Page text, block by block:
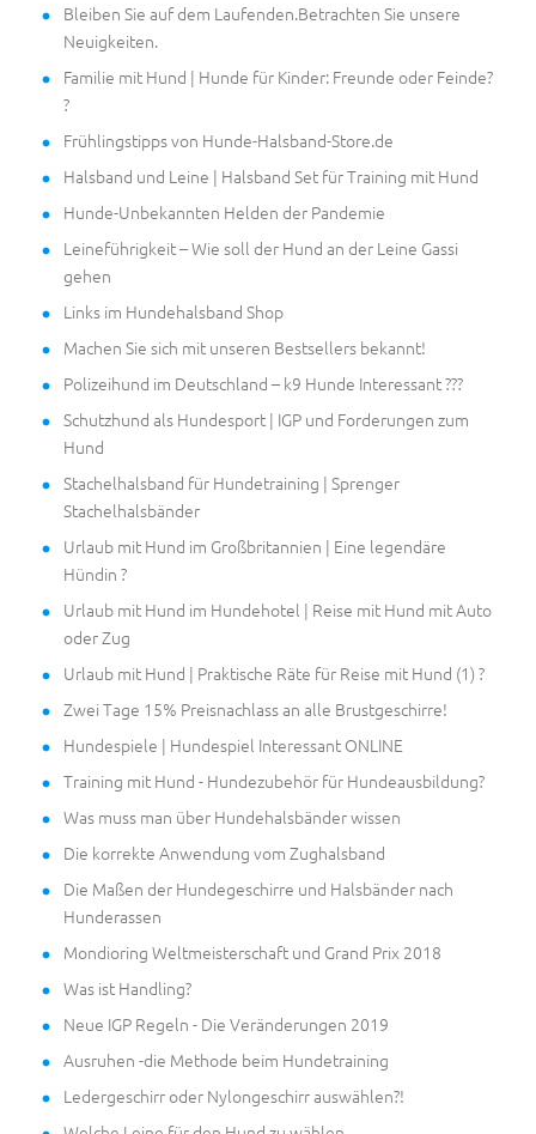
Bleiben Sie auf dem Laufenden.Betrachten Sie unsere
Neuigkeiten.
Familie mit Hund | Hunde für Kinder: Freunde oder Feinde?
?
Frühlingstipps von Hunde-Halsband-Store.de
Halsband und Leine | Halsband Set für Training mit Hund
Hunde-Unbekannten Helden der Pandemie
Leineführigkeit – Wie soll der Hund an der Leine Gassi
gehen
Links im Hundehalsband Shop
Machen Sie sich mit unseren Bestsellers bekannt!
Polizeihund im Deutschland – k9 Hunde Interessant ???
Schutzhund als Hundesport | IGP und Forderungen zum
Hund
Stachelhalsband für Hundetraining | Sprenger
Stachelhalsbänder
Urlaub mit Hund im Großbritannien | Eine legendäre
Hündin ?
Urlaub mit Hund im Hundehotel | Reise mit Hund mit Auto
oder Zug
Urlaub mit Hund | Praktische Räte für Reise mit Hund (1) ?
Zwei Tage 15% Preisnachlass an alle Brustgeschirre!
Hundespiele | Hundespiel Interessant ONLINE
Training mit Hund - Hundezubehör für Hundeausbildung?
Was muss man über Hundehalsbänder wissen
Die korrekte Anwendung vom Zughalsband
Die Maßen der Hundegeschirre und Halsbänder nach
Hunderassen
Mondioring Weltmeisterschaft und Grand Prix 2018
Was ist Handling?
Neue IGP Regeln - Die Veränderungen 2019
Ausruhen -die Methode beim Hundetraining
Ledergeschirr oder Nylongeschirr auswählen?!